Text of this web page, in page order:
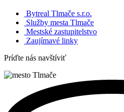
Bytreal Tlmače s.r.o.
Služby mesta Tlmače
Mestské zastupitelstvo
Zaujímavé linky
Príďte nás navštíviť